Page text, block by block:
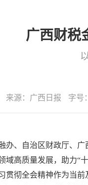
广西财税
来源： 广西日报 字号：
办、自治区财政厅、
域高质量发展，助力“
贯彻全会精神作为当